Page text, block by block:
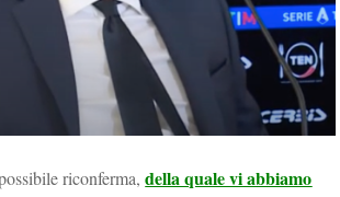
riconferma,della quale vi abbiamo